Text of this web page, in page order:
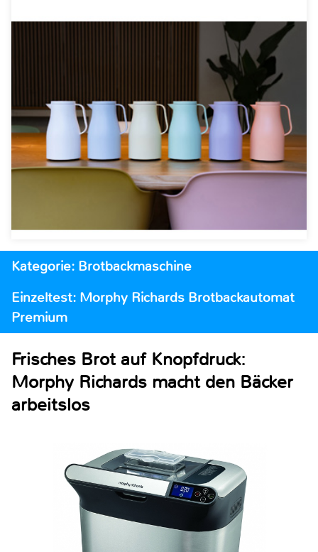
Kategorie: Brotbackmaschine
Einzeltest: Morphy Richards Brotbackautomat
Premium
Frisches Brot auf Knopfdruck:
Morphy Richards macht den Bäcker
arbeitslos